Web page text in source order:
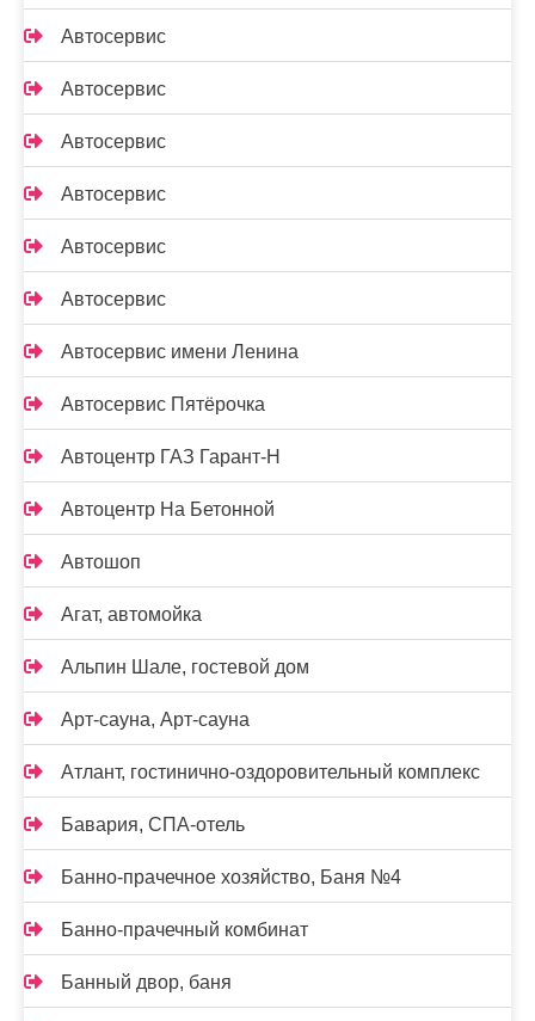
Автосервис
Автосервис
Автосервис
Автосервис
Автосервис
Автосервис
Автосервис имени Ленина
Автосервис Пятёрочка
Автоцентр ГАЗ Гарант-Н
Автоцентр На Бетонной
Автошоп
Агат, автомойка
Альпин Шале, гостевой дом
Арт-сауна, Арт-сауна
Атлант, гостинично-оздоровительный комплекс
Бавария, СПА-отель
Банно-прачечное хозяйство, Баня №4
Банно-прачечный комбинат
Банный двор, баня